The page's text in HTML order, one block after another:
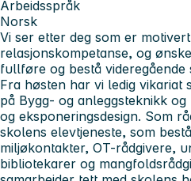
Arbeidsspråk
Norsk
Vi ser etter deg som er
relasjonskompetanse, og
fullføre og bestå videregående
Fra høsten har vi ledig vikariat
på Bygg- og anleggsteknikk
og eksponeringsdesign. Som
skolens elevtjeneste, som
miljøkontakter, OT-rådgivere,
bibliotekarer og